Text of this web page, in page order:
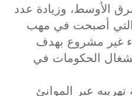
الأوسط، وزيادة عدد
أصبحت في مهب
غير مشروع بهدف
الحكومات في
عبر الموانئ